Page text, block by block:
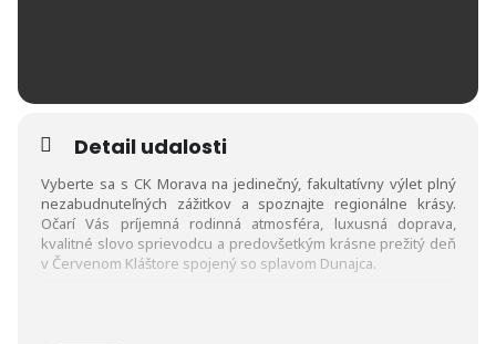
Detail udalosti
Vyberte sa s CK Morava na jedinečný, fakultatívny výlet plný
nezabudnuteľných zážitkov a spoznajte regionálne krásy.
Očarí Vás príjemná rodinná atmosféra, luxusná doprava,
kvalitné slovo sprievodcu a predovšetkým krásne prežitý deň
v Červenom Kláštore spojený so splavom Dunajca.